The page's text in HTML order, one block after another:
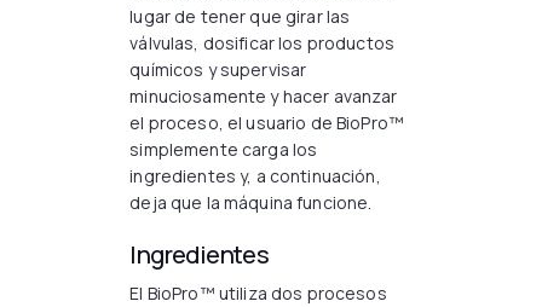
lugar de tener que girar las
válvulas, dosificar los productos
químicos y supervisar
minuciosamente y hacer avanzar
el proceso, el usuario de BioPro™
simplemente carga los
ingredientes y, a continuación,
deja que la máquina funcione.
Ingredientes
El BioPro™ utiliza dos procesos